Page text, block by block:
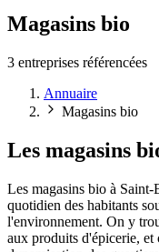
Magasins bio
3 entreprises référencées
Annuaire
Magasins bio
Les magasins
Les magasins bio à
quotidien des habitants
l'environnement. On y
aux produits d'épicerie, et